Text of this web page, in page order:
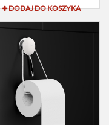
DODAJ DO KOSZYKA